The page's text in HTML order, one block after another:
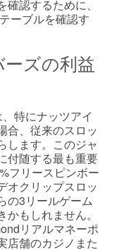
認するために、
ーブルを確認す
ーズの利益
特にナッツアイ
合、従来のスロッ
します。このジャ
付随する最も重要
フリースピンボー
オクリップスロッ
の3リールゲーム
もしれません。
リアルマネーポ
店舗のカジノまた